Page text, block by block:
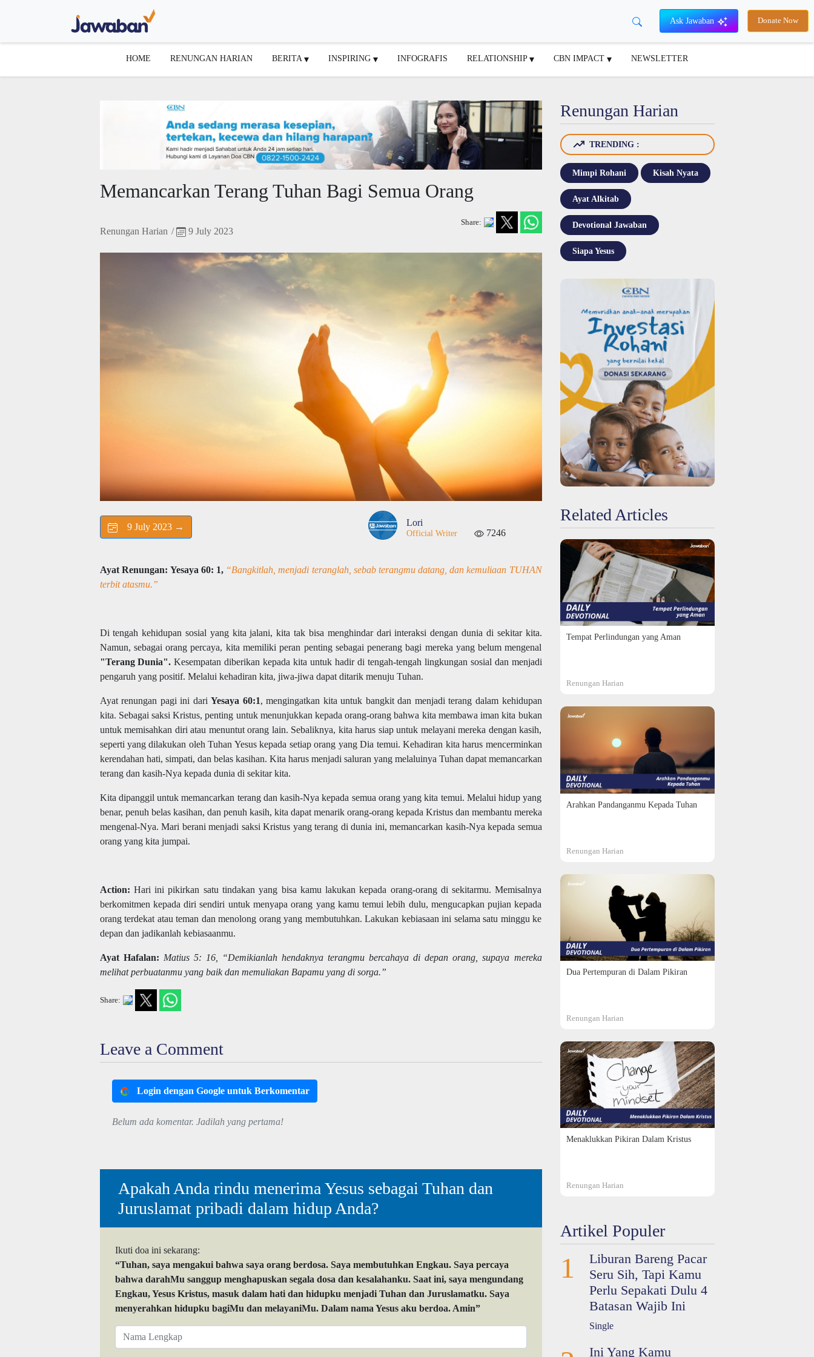
Ask Jawaban Donate Now
HOME RENUNGAN HARIAN BERITA INSPIRING INFOGRAFIS RELATIONSHIP CBN IMPACT NEWSLETTER
Memancarkan Terang Tuhan Bagi Semua Orang
Renungan Harian / 9 July 2023
Share:
9 July 2023 → Lori
Official Writer 7246
Ayat Renungan: Yesaya 60: 1, “Bangkitlah, menjadi teranglah, sebab terangmu datang, dan kemuliaan TUHAN
terbit atasmu.”
Di tengah kehidupan sosial yang kita jalani, kita tak bisa menghindar dari interaksi dengan dunia di sekitar kita.
Namun, sebagai orang percaya, kita memiliki peran penting sebagai penerang bagi mereka yang belum mengenal
"Terang Dunia".Kesempatan diberikan kepada kita untuk hadir di tengah-tengah lingkungan sosial dan menjadi
pengaruh yang positif. Melalui kehadiran kita, jiwa-jiwa dapat ditarik menuju Tuhan.
Ayat renungan pagi ini dariYesaya 60:1, mengingatkan kita untuk bangkit dan menjadi terang dalam kehidupan
kita. Sebagai saksi Kristus, penting untuk menunjukkan kepada orang-orang bahwa kita membawa iman kita bukan
untuk memisahkan diri atau menuntut orang lain. Sebaliknya, kita harus siap untuk melayani mereka dengan kasih,
seperti yang dilakukan oleh Tuhan Yesus kepada setiap orang yang Dia temui. Kehadiran kita harus mencerminkan
kerendahan hati, simpati, dan belas kasihan. Kita harus menjadi saluran yang melaluinya Tuhan dapat memancarkan
terang dan kasih-Nya kepada dunia di sekitar kita.
Kita dipanggil untuk memancarkan terang dan kasih-Nya kepada semua orang yang kita temui. Melalui hidup yang
benar, penuh belas kasihan, dan penuh kasih, kita dapat menarik orang-orang kepada Kristus dan membantu mereka
mengenal-Nya. Mari berani menjadi saksi Kristus yang terang di dunia ini, memancarkan kasih-Nya kepada semua
orang yang kita jumpai.
Action: Hari ini pikirkan satu tindakan yang bisa kamu lakukan kepada orang-orang di sekitarmu. Memisalnya
berkomitmen kepada diri sendiri untuk menyapa orang yang kamu temui lebih dulu, mengucapkan pujian kepada
orang terdekat atau teman dan menolong orang yang membutuhkan. Lakukan kebiasaan ini selama satu minggu ke
depan dan jadikanlah kebiasaanmu.
Ayat Hafalan: Matius 5: 16, “Demikianlah hendaknya terangmu bercahaya di depan orang, supaya mereka
melihat perbuatanmu yang baik dan memuliakan Bapamu yang di sorga.”
Share:
Leave a Comment
Login dengan Google untuk Berkomentar
Belum ada komentar. Jadilah yang pertama!
Apakah Anda rindu menerima Yesus sebagai Tuhan dan
Juruslamat pribadi dalam hidup Anda?
Ikuti doa ini sekarang:
“Tuhan, saya mengakui bahwa saya orang berdosa. Saya membutuhkan Engkau. Saya percaya
bahwa darahMu sanggup menghapuskan segala dosa dan kesalahanku. Saat ini, saya mengundang
Engkau, Yesus Kristus, masuk dalam hati dan hidupku menjadi Tuhan dan Juruslamatku. Saya
menyerahkan hidupku bagiMu dan melayaniMu. Dalam nama Yesus aku berdoa. Amin”
Renungan Harian
TRENDING :
Mimpi Rohani Kisah Nyata
Ayat Alkitab
Devotional Jawaban
Siapa Yesus
Related Articles
Tempat Perlindungan yang Aman
Renungan Harian
Arahkan Pandanganmu Kepada Tuhan
Renungan Harian
Dua Pertempuran di Dalam Pikiran
Renungan Harian
Menaklukkan Pikiran Dalam Kristus
Renungan Harian
Artikel Populer
1
Liburan Bareng Pacar
Seru Sih, Tapi Kamu
Perlu Sepakati Dulu 4
Batasan Wajib Ini
Single
Ini Yang Kamu